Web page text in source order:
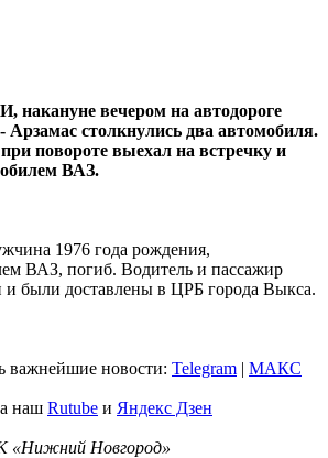
накануне вечером на автодороге
столкнулись два автомобиля.
повороте выехал на встречку и
ВАЗ.
1976 года рождения,
ВАЗ, погиб. Водитель и пассажир
и были доставлены в ЦРБ города Выкса.
важнейшие новости: Telegram | MAКС
наш Rutube и Яндекс Дзен
«Нижний Новгород»